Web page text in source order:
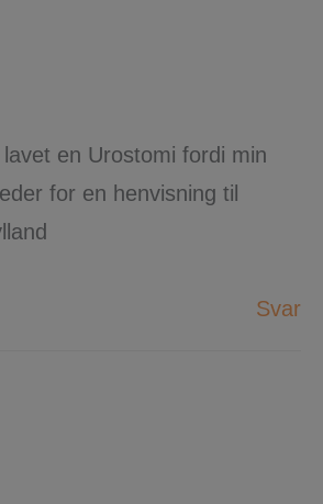
en Urostomi fordi min
for en henvisning til
Svar